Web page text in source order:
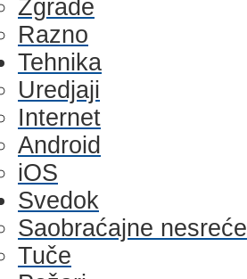
Zgrade
Razno
Tehnika
Uredjaji
Internet
Android
iOS
Svedok
Saobraćajne nesreće
Tuče